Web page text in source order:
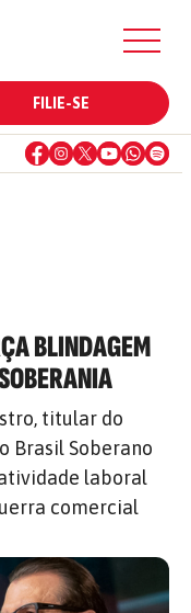
FILIE-SE
BLINDAGEM
titular do
Brasil Soberano
laboral
comercial